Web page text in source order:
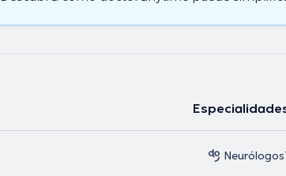
Neurólogos